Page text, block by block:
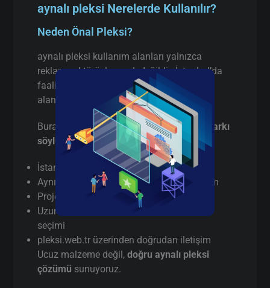
aynalı pleksi Nerelerde Kullanılır?
Neden Önal Pleksi?
aynalı pleksi kullanım alanları yalnızca
reklam sektörüyle sınırlı değildir. İstanbul’da
faaliyet gösteren birçok firma aşağıdaki
alanlarda aynalı pleksi tercih etmektedir:
Burada pazarlama yapmıyorum,gerçek farkı
söylüyorum:
İstanbul’da gerçek üretici(aracı değil)
Aynı gün / hızlı terminli aynalı pleksi kesim
Proje bazlı teknik destek
Uzun vadeli kullanım için doğru malzeme
seçimi
pleksi.web.tr üzerinden doğrudan iletişim
Ucuz malzeme değil,doğru aynalı pleksi
çözümü sunuyoruz.